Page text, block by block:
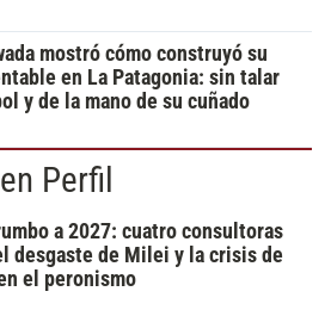
mostró cómo construyó su
en La Patagonia: sin talar
y de la mano de su cuñado
Perfil
a 2027: cuatro consultoras
desgaste de Milei y la crisis de
el peronismo